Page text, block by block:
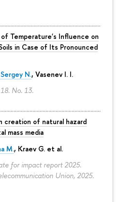
Temperature's Influence on
in Case of Its Pronounced
N., Vasenev I. I.
No. 13.
creation of natural hazard
mass media
M., Kraev G. et al.
for impact report 2025.
Union, 2025.